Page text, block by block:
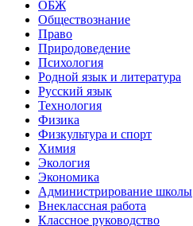
ОБЖ
Обществознание
Право
Природоведение
Психология
Родной язык и литература
Русский язык
Технология
Физика
Физкультура и спорт
Химия
Экология
Экономика
Администрирование школы
Внеклассная работа
Классное руководство